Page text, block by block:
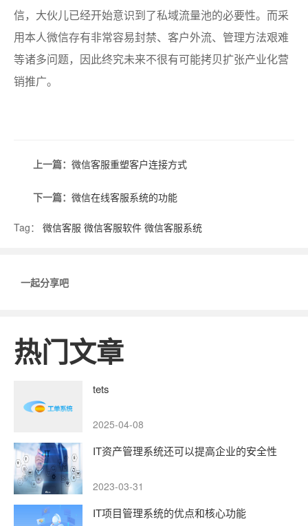
信，大伙儿已经开始意识到了私域流量池的必要性。而采
用本人微信存有非常容易封禁、客户外流、管理方法艰难
等诸多问题，因此终究未来不很有可能拷贝扩张产业化营
销推广。
上一篇： 微信客服重塑客户连接方式
下一篇： 微信在线客服系统的功能
Tag： 微信客服 微信客服软件 微信客服系统
一起分享吧
热门文章
tets
2025-04-08
IT资产管理系统还可以提高企业的安全性
2023-03-31
IT项目管理系统的优点和核心功能